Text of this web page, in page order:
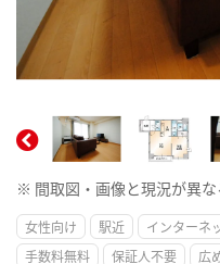
※ 間取図・画像と現況が異な
女性向け 駅近 インターネ
手数料無料
保証人不要 広